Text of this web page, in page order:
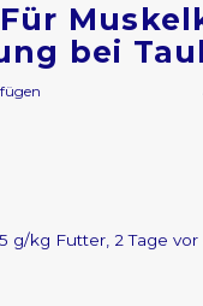
Für
bei
g/kg Futter, 2 Tage vor